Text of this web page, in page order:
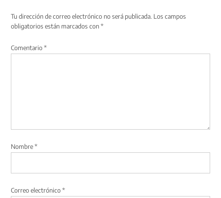
Tu dirección de correo electrónico no será publicada. Los campos
obligatorios están marcados con*
Comentario*
Nombre*
Correo electrónico*